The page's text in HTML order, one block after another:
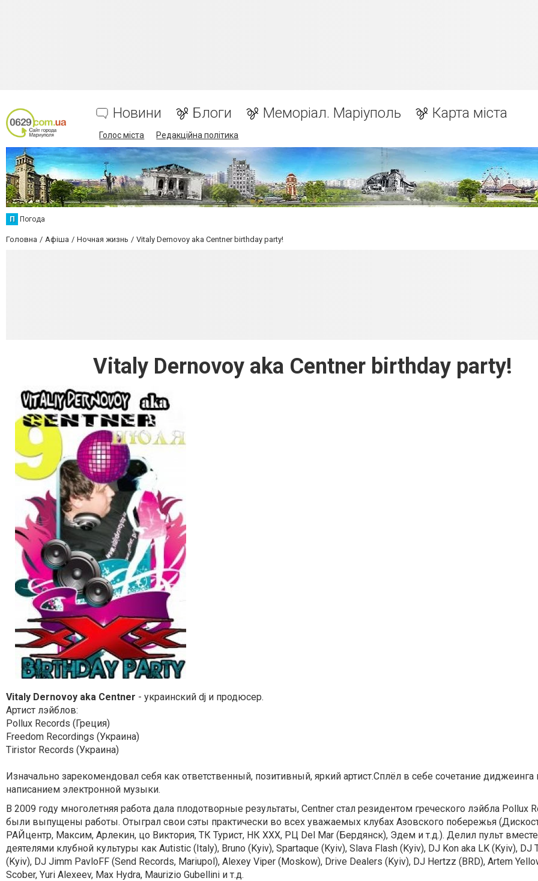
Новини Блоги Меморіал. Маріуполь Карта міста
Голос міста Редакційна політика
П Погода
Головна Афіша Ночная жизнь Vitaly Dernovoy aka Centner birthday party!
Vitaly Dernovoy aka Centner birthday party!
Vitaly Dernovoy aka Centner - украинский dj и продюсер.
Артист лэйблов:
Pollux Records (Греция)
Freedom Recordings (Украина)
Tiristor Records (Украина)
Изначально зарекомендовал себя как ответственный, позитивный, яркий артист.Сплёл в себе сочетание диджеинга
написанием электронной музыки.
В 2009 году многолетняя работа дала плодотворные результаты, Centner стал резидентом греческого лэйбла Pollux
были выпущены работы. Отыграл свои сэты практически во всех уважаемых клубах Азовского побережья
РАЙцентр, Максим, Арлекин, цо Виктория, ТК Турист, НК ХХХ, РЦ Del Mar (Бердянск), Эдем и т.д.). Делил пульт
деятелями клубной культуры как Autistic (Italy), Bruno (Kyiv), Spartaque (Kyiv), Slava Flash (Kyiv), DJ Kon aka LK (Kyiv), DJ
(Kyiv), DJ Jimm PavloFF (Send Records, Mariupol), Alexey Viper (Moskow), Drive Dealers (Kyiv), DJ Hertzz (BRD), Artem
Scober, Yuri Alexeev, Max Hydra, Maurizio Gubellini и т.д.